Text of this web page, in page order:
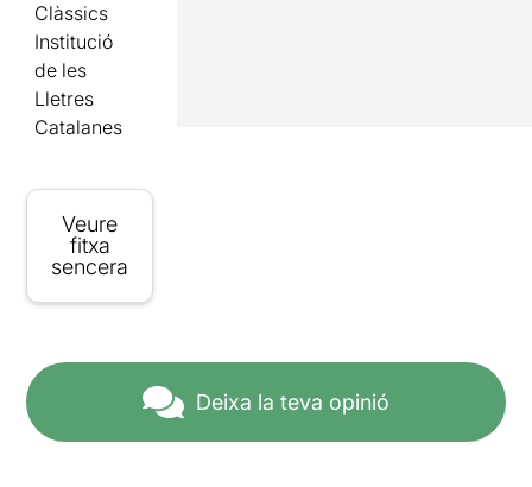
Clàssics
Institució
de les
Lletres
Catalanes
Veure
fitxa
sencera
Deixa la teva opinió